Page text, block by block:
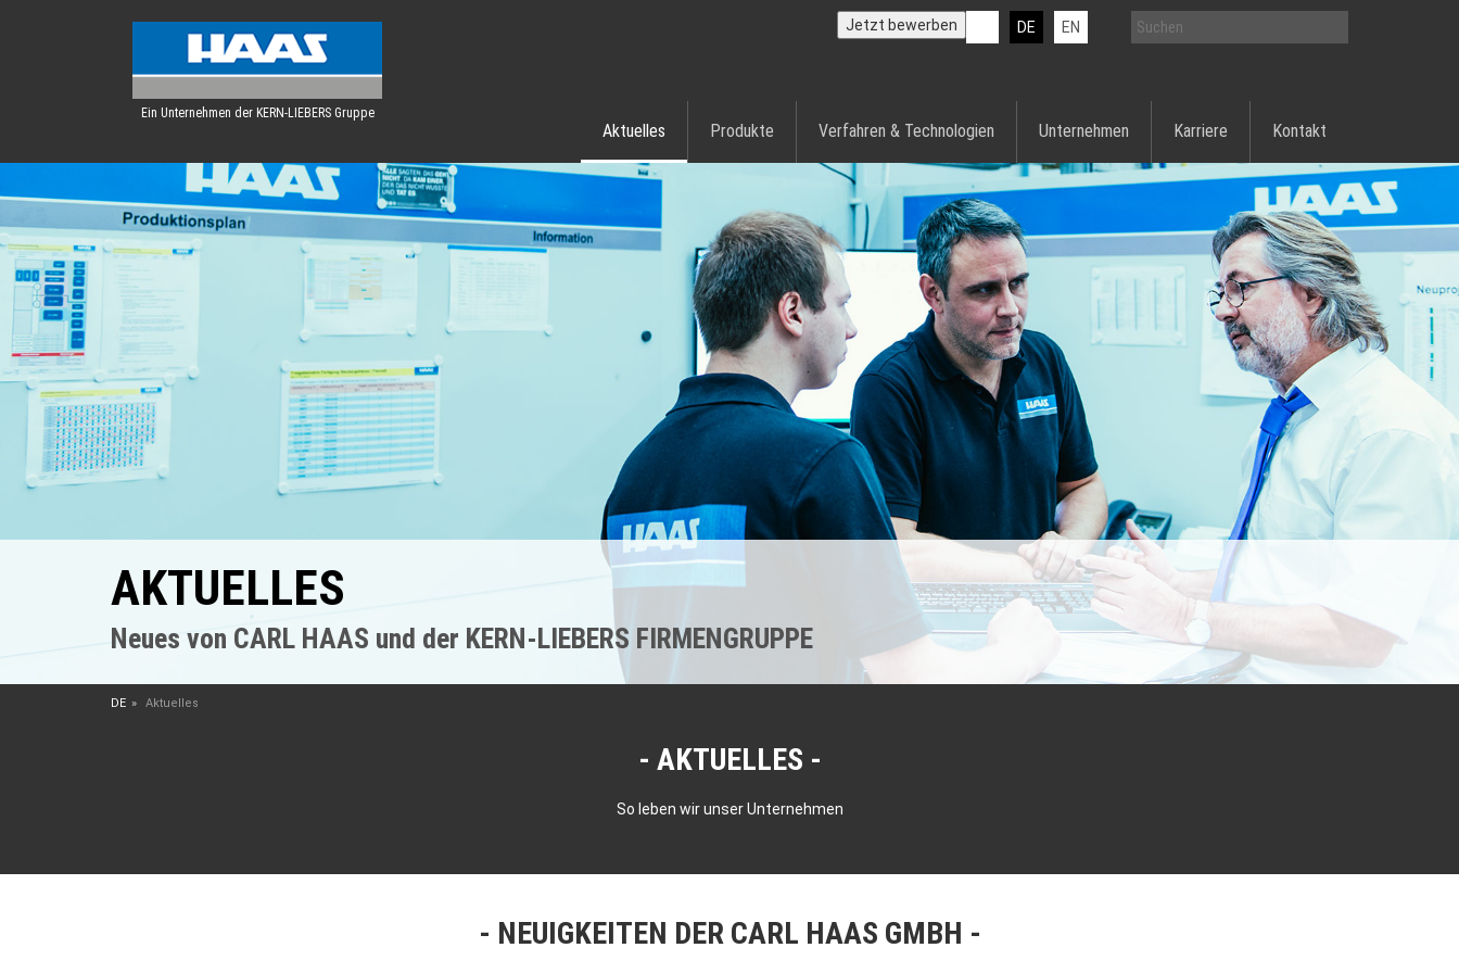
Ein Unternehmen der KERN-LIEBERS Gruppe
DE EN
Jetzt bewerben
Aktuelles Produkte Verfahren & Technologien Unternehmen Karriere Kontakt
AKTUELLES
Neues von CARL HAAS und der KERN-LIEBERS FIRMENGRUPPE
DE Aktuelles
AKTUELLES
So leben wir unser Unternehmen
NEUIGKEITEN DER CARL HAAS GMBH